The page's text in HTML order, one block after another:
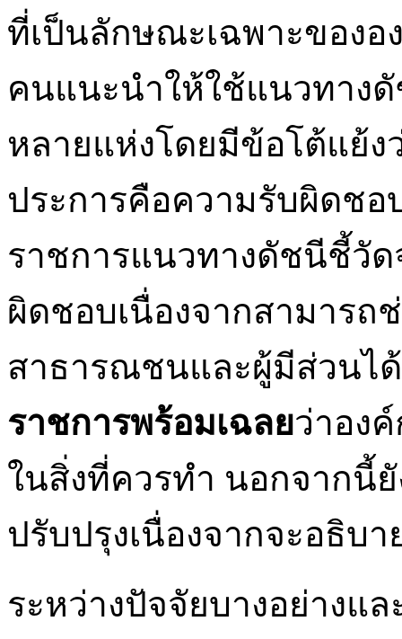
ที่เป็นลักษณะเฉพาะของอ
คนแนะนำให้ใช้แนวทาง
หลายแห่งโดยมีข้อโต้แย้ง
ประการคือความรับผิดช
ราชการแนวทางดัชนีชี้วั
ผิดชอบเนื่องจากสามารถ
สาธารณชนและผู้มีส่วนไ
ราชการพร้อมเฉลยว่าอง
ในสิ่งที่ควรทำ นอกจากนี้
ปรับปรุงเนื่องจากจะอธิบ
ระหว่างปัจจัยบางอย่างแ